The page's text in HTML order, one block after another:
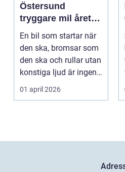
Östersund
tryggare mil året
runt
En bil som startar när
den ska, bromsar som
den ska och rullar utan
konstiga ljud är ingen
självklar...
01 april 2026